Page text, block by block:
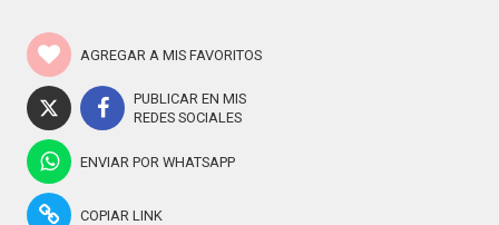
AGREGAR A MIS FAVORITOS
PUBLICAR EN MIS
REDES SOCIALES
ENVIAR POR WHATSAPP
COPIAR LINK